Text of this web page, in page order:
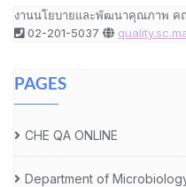
งานนโยบายและพัฒนาคุณภาพ ค
02-201-5037
PAGES
CHE QA ONLINE
Department of